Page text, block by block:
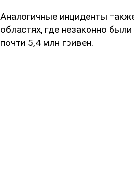
Аналогичные инциденты
областях, где незаконно
почти 5,4 млн гривен.